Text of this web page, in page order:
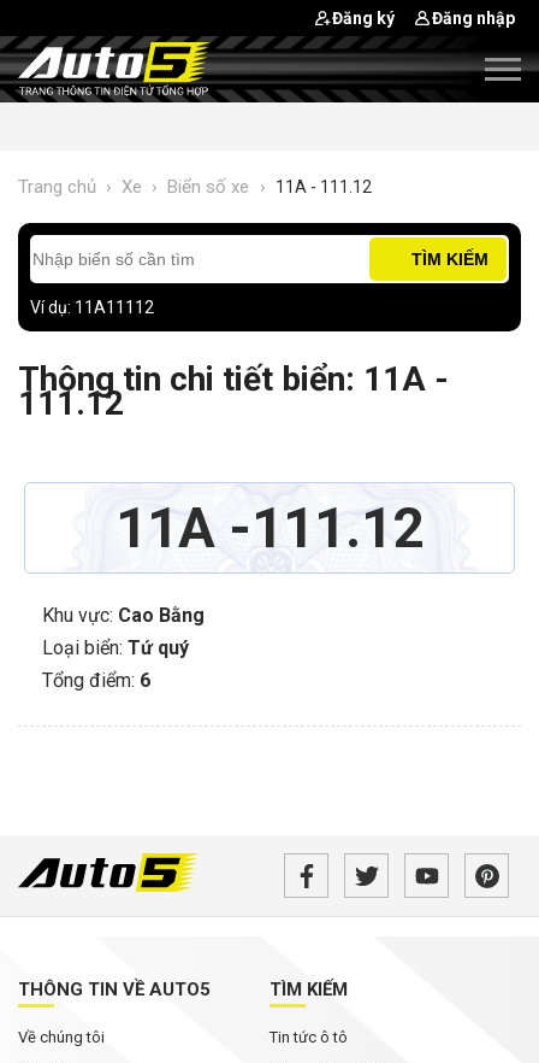
Đăng ký Đăng nhập
Trang chủ › Xe › Biển số xe › 11A - 111.12
TÌM KIẾM
Ví dụ: 11A11112
Thông tin chi tiết biển: 11A -
111.12
11A 111.12
Khu vực: Cao Bằng
Loại biển: Tứ quý
Tổng điểm: 6
THÔNG TIN VỀ AUTO5
Về chúng tôi
TÌM KIẾM
Tin tức ô tô